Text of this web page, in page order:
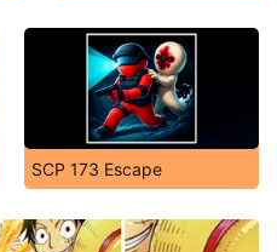
SCP 173 Escape